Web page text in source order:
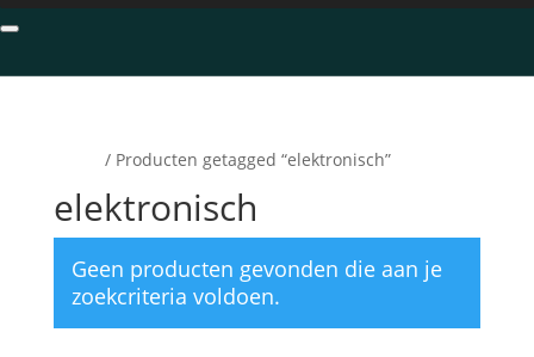
/ Producten getagged “elektronisch”
elektronisch
Geen producten gevonden die aan je
zoekcriteria voldoen.